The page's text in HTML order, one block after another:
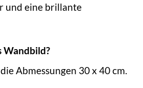
und eine brillante
Wandbild?
Abmessungen 30 x 40 cm.